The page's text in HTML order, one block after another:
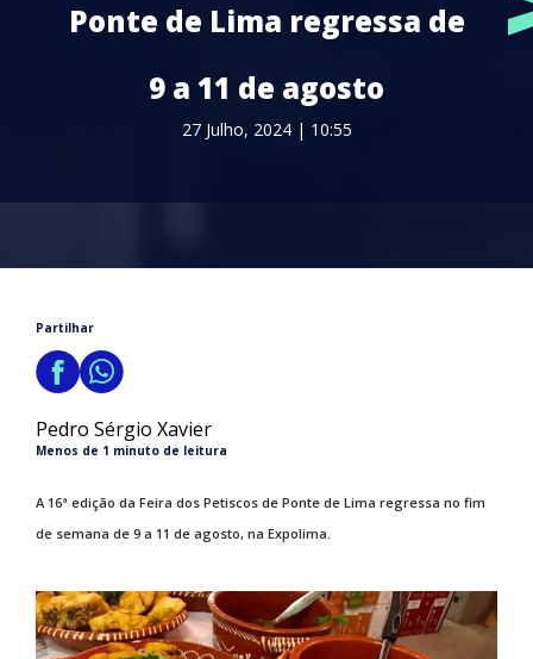
Ponte de Lima regressa de
9 a 11 de agosto
27 Julho, 2024 | 10:55
Partilhar
Pedro Sérgio Xavier
Menos de 1 minuto de leitura
A 16ª edição da Feira dos Petiscos de Ponte de Lima regressa no fim
de semana de 9 a 11 de agosto, na Expolima.